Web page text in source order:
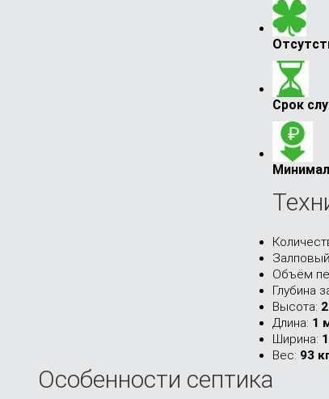
Срок
Объём
Глубина
Высота:
Длина: 1
Ширина:
Вес: 93
Особенности септика